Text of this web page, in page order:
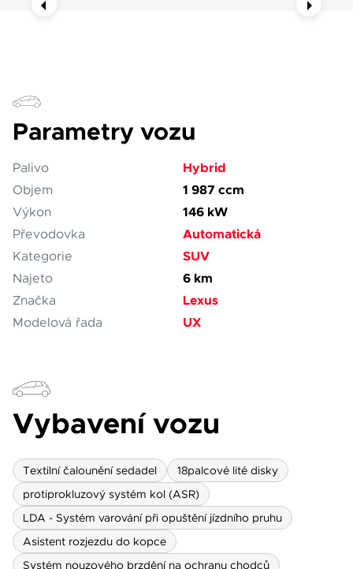
Parametry vozu
Palivo Hybrid
Objem 1 987 ccm
Výkon 146 kW
Převodovka Automatická
Kategorie SUV
Najeto 6 km
Značka Lexus
Modelová řada UX
Vybavení vozu
Textilní čalounění sedadel
18palcové lité disky
protiprokluzový systém kol (ASR)
LDA - Systém varování při opuštění jízdního pruhu
Asistent rozjezdu do kopce
Systém nouzového brzdění na ochranu chodců